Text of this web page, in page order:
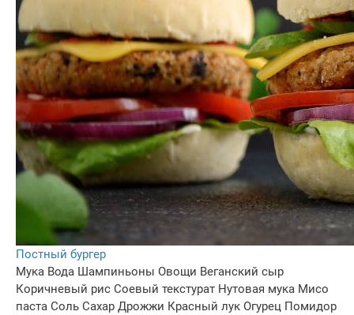
Постный бургер
Мука Вода Шампиньоны Овощи Веганский сыр
Коричневый рис Соевый текстурат Нутовая мука Мисо
паста Соль Сахар Дрожжи Красный лук Огурец Помидор